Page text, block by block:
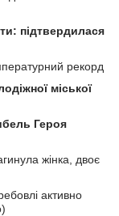
підтвердилася
рекорд
міської
Героя
жінка, двоє
активно